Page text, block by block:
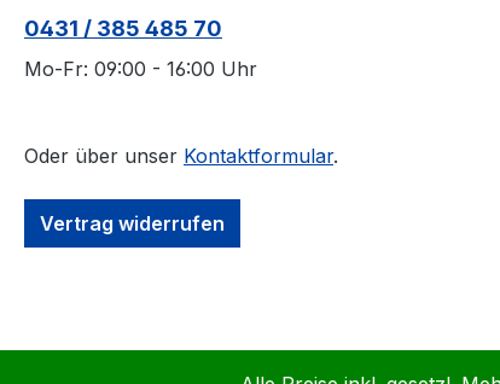
0431 / 385 485 70
Mo-Fr: 09:00 - 16:00 Uhr
Oder über unser Kontaktformular.
Vertrag widerrufen